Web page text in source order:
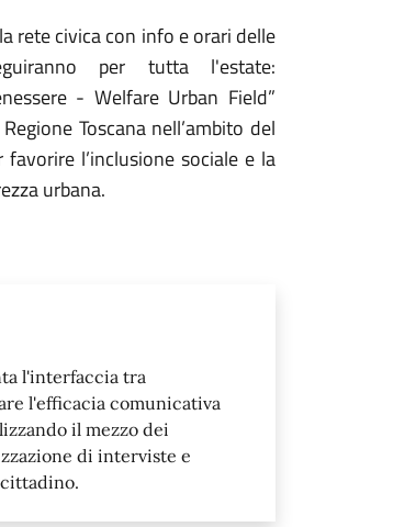
rete civica con info e orari delle
per tutta l'estate:
- Welfare Urban Field”
Toscana nell’ambito del
l’inclusione sociale e la
urbana.
l'interfaccia tra
l'efficacia comunicativa
il mezzo dei
di interviste e